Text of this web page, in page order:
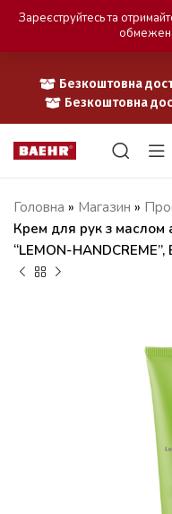
Безкоштовна
Безкоштовна
Головна » Магазин »
Крем для рук з маслом
“LEMON-HANDCREME”,
Зареєструйтесь та